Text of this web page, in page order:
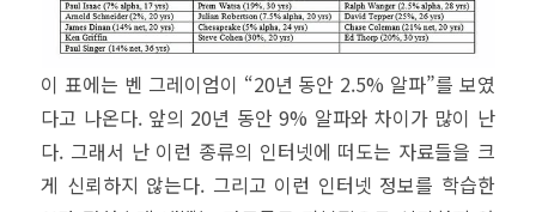
이 표에는 벤 그레이엄이 “20년 동안 2.5% 알파”를 보였
다고 나온다. 앞의 20년 동안 9% 알파와 차이가 많이 난
다. 그래서 난 이런 종류의 인터넷에 떠도는 자료들을 크
게 신뢰하지 않는다. 그리고 이런 인터넷 정보를 학습한